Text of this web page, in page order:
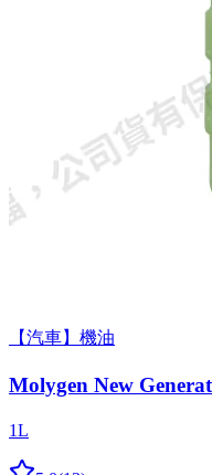
【汽車】機油
Molygen New
1L